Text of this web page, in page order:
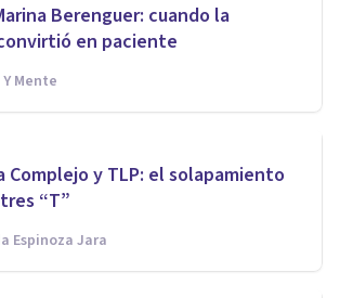
Berenguer: cuando la
en paciente
Mente
Complejo y TLP: el solapamiento
“T”
Espinoza Jara